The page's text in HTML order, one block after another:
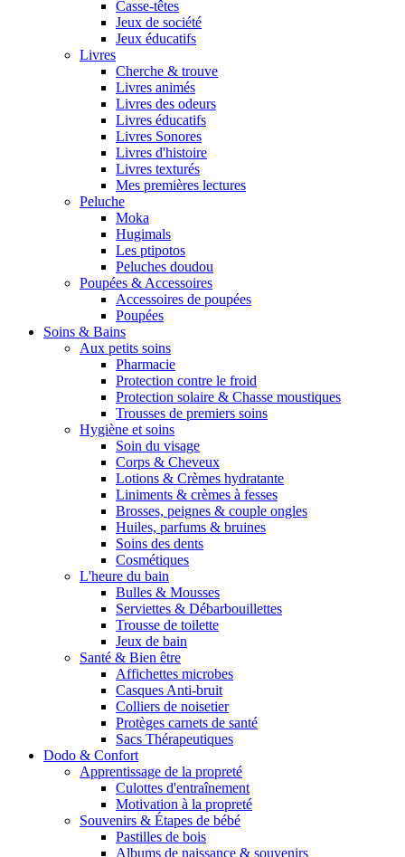
Casse-têtes
Jeux de société
Jeux éducatifs
Livres
Cherche & trouve
Livres animés
Livres des odeurs
Livres éducatifs
Livres Sonores
Livres d'histoire
Livres texturés
Mes premières lectures
Peluche
Moka
Hugimals
Les ptipotos
Peluches doudou
Poupées & Accessoires
Accessoires de poupées
Poupées
Soins & Bains
Aux petits soins
Pharmacie
Protection contre le froid
Protection solaire & Chasse moustiques
Trousses de premiers soins
Hygiène et soins
Soin du visage
Corps & Cheveux
Lotions & Crèmes hydratante
Liniments & crèmes à fesses
Brosses, peignes & couple ongles
Huiles, parfums & bruines
Soins des dents
Cosmétiques
L'heure du bain
Bulles & Mousses
Serviettes & Débarbouillettes
Trousse de toilette
Jeux de bain
Santé & Bien être
Affichettes microbes
Casques Anti-bruit
Colliers de noisetier
Protèges carnets de santé
Sacs Thérapeutiques
Dodo & Confort
Apprentissage de la propreté
Culottes d'entraînement
Motivation à la propreté
Souvenirs & Étapes de bébé
Pastilles de bois
Albums de naissance & souvenirs